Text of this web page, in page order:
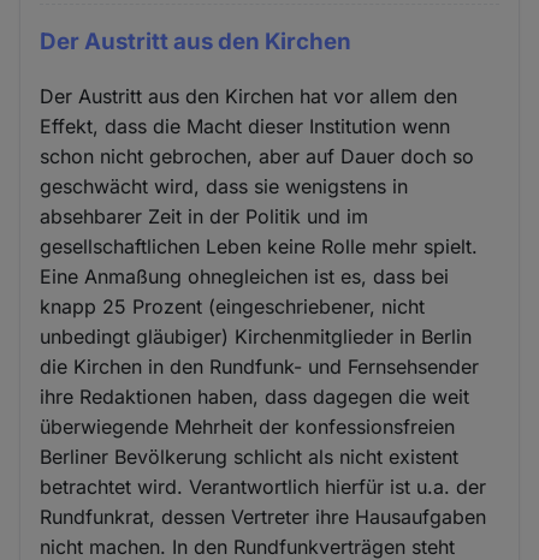
Der Austritt aus den Kirchen
Der Austritt aus den Kirchen hat vor allem den
Effekt, dass die Macht dieser Institution wenn
schon nicht gebrochen, aber auf Dauer doch so
geschwächt wird, dass sie wenigstens in
absehbarer Zeit in der Politik und im
gesellschaftlichen Leben keine Rolle mehr spielt.
Eine Anmaßung ohnegleichen ist es, dass bei
knapp 25 Prozent (eingeschriebener, nicht
unbedingt gläubiger) Kirchenmitglieder in Berlin
die Kirchen in den Rundfunk- und Fernsehsender
ihre Redaktionen haben, dass dagegen die weit
überwiegende Mehrheit der konfessionsfreien
Berliner Bevölkerung schlicht als nicht existent
betrachtet wird. Verantwortlich hierfür ist u.a. der
Rundfunkrat, dessen Vertreter ihre Hausaufgaben
nicht machen. In den Rundfunkverträgen steht